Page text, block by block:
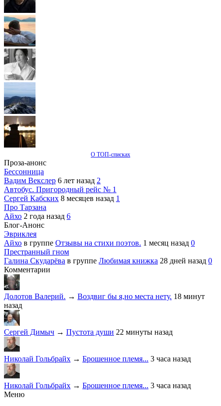
О ТОП-списках
Проза-анонс
Бессонница
Вадим Векслер 6 лет назад 2
Автобус. Пригородный рейс № 1
Сергей Кабских 8 месяцев назад 1
Про Тарзана
Айхо 2 года назад 6
Блог-Анонс
Эвриклея
Айхо в группе Отзывы на стихи поэтов. 1 месяц назад 0
Престранный гном
Галина Скударёва в группе Любимая книжка 28 дней назад 0
Комментарии
Долотов Валерий. → Воздвиг бы я,но места нету. 18 минут
назад
Сергей Димыч → Пустота души 22 минуты назад
Николай Гольбрайх → Брошенное племя... 3 часа назад
Николай Гольбрайх → Брошенное племя... 3 часа назад
Меню